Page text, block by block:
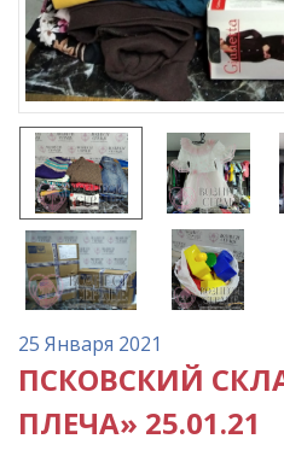
25 Января 2021
ПСКОВСКИЙ
ПЛЕЧА» 25.01.21